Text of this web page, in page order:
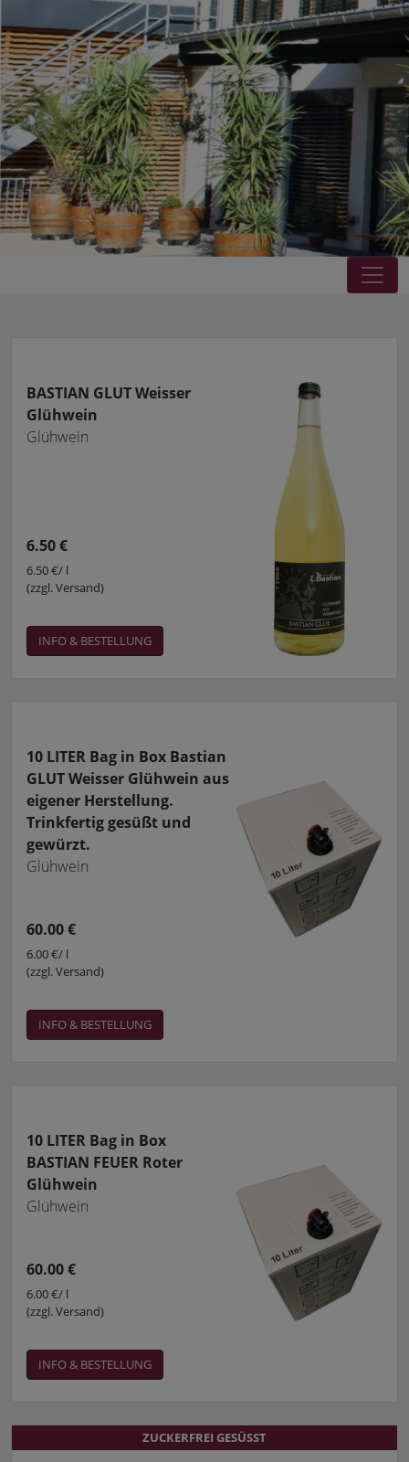
BASTIAN GLUT Weisser
Glühwein
Glühwein
6.50 €
6.50 €/ l
(zzgl. Versand)
INFO & BESTELLUNG
10 LITER Bag in Box Bastian
GLUT Weisser Glühwein aus
eigener Herstellung.
Trinkfertig gesüßt und
gewürzt.
Glühwein
60.00 €
6.00 €/ l
(zzgl. Versand)
INFO & BESTELLUNG
10 LITER Bag in Box
BASTIAN FEUER Roter
Glühwein
Glühwein
60.00 €
6.00 €/ l
(zzgl. Versand)
INFO & BESTELLUNG
ZUCKERFREI GESÜSST ZUCKERFREI GESÜSST